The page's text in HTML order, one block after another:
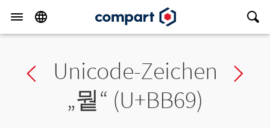
Previous char
Unicode-Zeichen
„뭩“ (U+BB69)